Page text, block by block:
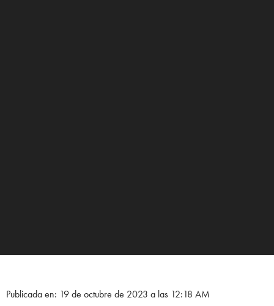
Publicada en: 19 de octubre de 2023 a las 12:18 AM